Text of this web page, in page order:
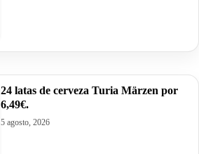
24 latas de cerveza Turia Märzen por
6,49€.
5 agosto, 2026